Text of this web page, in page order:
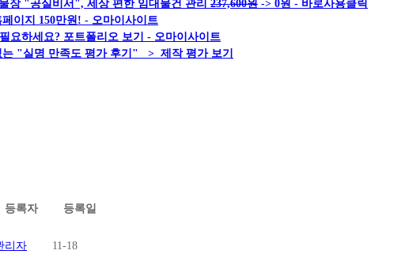
장 "공실비서", 세상 편한 임대물건 관리 237,600원 -> 0원 - 바로사용클릭
이지 150만원! - 오마이사이트
요하세요? 포트폴리오 보기 - 오마이사이트
는 "실명 만족도 평가 후기" > 제작 평가 보기
등록자 등록일
리자 11-18